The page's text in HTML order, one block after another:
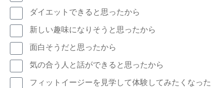
ダイエットできると思ったから
新しい趣味になりそうと思ったから
面白そうだと思ったから
気の合う人と話ができると思ったから
フィットイージーを見学して体験してみたくなった